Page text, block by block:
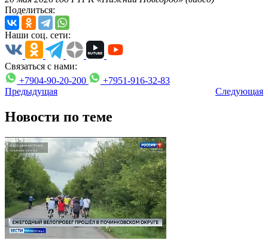
Поделиться:
Наши соц. сети:
Связаться с нами:
+7904-90-20-200
+7951-916-32-83
Предыдущая
Следующая
Новости по теме